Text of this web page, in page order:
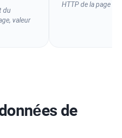
du
valeur
HTTPde la page
de